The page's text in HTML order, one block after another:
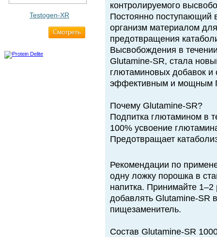
Testogen-XR
Cмотреть
контролируемого
Постоянно поступающий
организм материалом
предотвращения
Высвобождения в
Glutamine-SR, стала
глютаминовых добавок
эффективным и мощным
Почему Glutamine-SR?
Подпитка глютамином в
100% усвоение
Предотвращает
Рекомендации по
одну ложку порошка в
напитка. Принимайте
добавлять Glutamine-SR
пищезаменитель.
Состав Glutamine-SR